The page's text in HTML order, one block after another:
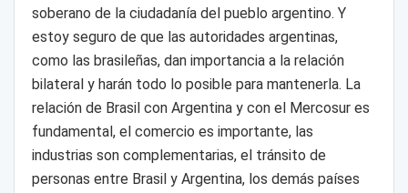
soberano de la ciudadanía del pueblo argentino. Y
estoy seguro de que las autoridades argentinas,
como las brasileñas, dan importancia a la relación
bilateral y harán todo lo posible para mantenerla. La
relación de Brasil con Argentina y con el Mercosur es
fundamental, el comercio es importante, las
industrias son complementarias, el tránsito de
personas entre Brasil y Argentina, los demás países